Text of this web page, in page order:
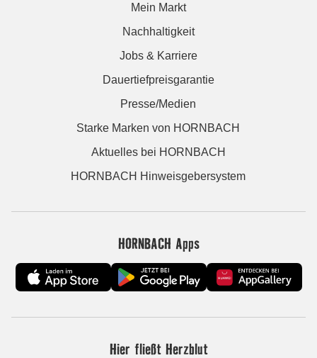
Mein Markt
Nachhaltigkeit
Jobs & Karriere
Dauertiefpreisgarantie
Presse/Medien
Starke Marken von HORNBACH
Aktuelles bei HORNBACH
HORNBACH Hinweisgebersystem
HORNBACH Apps
Hier fließt Herzblut